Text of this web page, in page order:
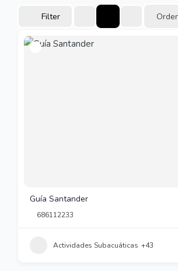
Filter
Guía Santander
686112233
Actividades Subacuáticas +43